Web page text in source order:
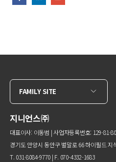
지니언스㈜
대표이사: 이동범 | 사업자등록번호: 129-81-
경기도 안양시 동안구 벌말로 66 하이필드 지
T. 031-8084-9770 | F. 070-4332-1683
FAMILY SITE